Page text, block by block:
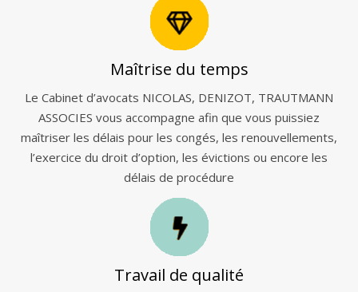
Maîtrise du temps
Le Cabinet d’avocats NICOLAS, DENIZOT, TRAUTMANN
ASSOCIES vous accompagne afin que vous puissiez
maîtriser les délais pour les congés, les renouvellements,
l’exercice du droit d’option, les évictions ou encore les
délais de procédure
Travail de qualité